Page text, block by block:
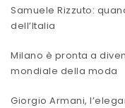
Samuele Rizzuto:
dell’Italia
Milano è pronta a
mondiale della moda
Giorgio Armani,